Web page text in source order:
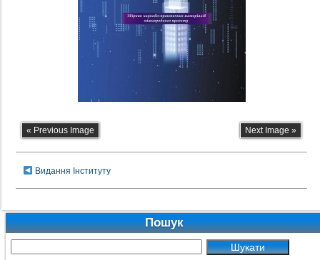
« Previous Image Next Image »
Видання Інституту
Пошук